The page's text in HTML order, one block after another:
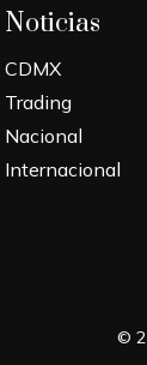
Noticias
CDMX
Trading
Nacional
Internacional
©